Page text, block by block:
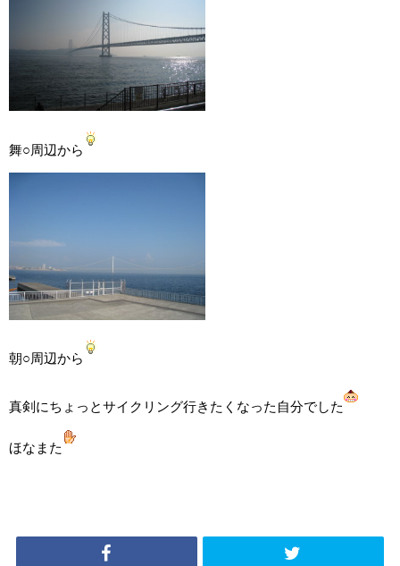
舞○周辺から
朝○周辺から
真剣にちょっとサイクリング行きたくなった自分でした
ほなまた